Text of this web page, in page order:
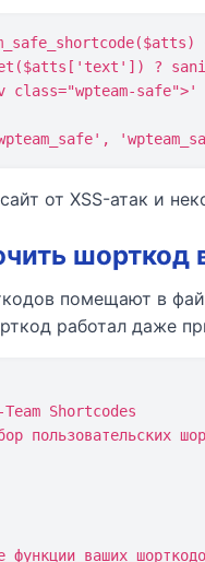
от XSS-атак и
шорткод
помещают в
работал даже
Shortcodes
пользовательских